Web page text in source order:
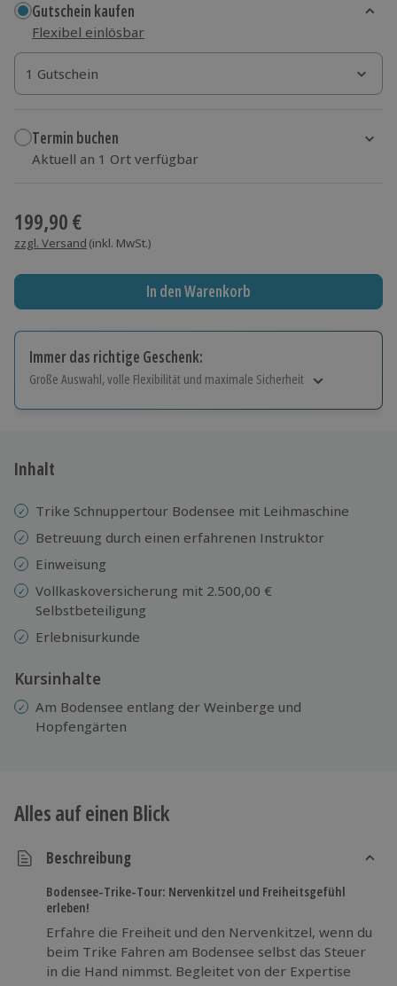
Gutschein kaufen
Flexibel einlösbar
1 Gutschein
1 Gutschein
1 Gutschein
Termin buchen
Aktuell an 1 Ort verfügbar
199,90 €
zzgl. Versand (inkl. MwSt.)
In den Warenkorb
Immer das richtige Geschenk:
Große Auswahl, volle Flexibilität und maximale Sicherheit
Jeder Gutschein für alle Erlebnisse einlösbar.
Inhalt
Trike Schnuppertour Bodensee mit Leihmaschine
Betreuung durch einen erfahrenen Instruktor
Einweisung
Vollkaskoversicherung mit 2.500,00 €
Selbstbeteiligung
Erlebnisurkunde
Kursinhalte
Am Bodensee entlang der Weinberge und
Hopfengärten
Alles auf einen Blick
Beschreibung
Bodensee-Trike-Tour: Nervenkitzel und Freiheitsgefühl
erleben!
Erfahre die Freiheit und den Nervenkitzel, wenn du
beim Trike Fahren am Bodensee selbst das Steuer
in die Hand nimmst. Begleitet von der Expertise